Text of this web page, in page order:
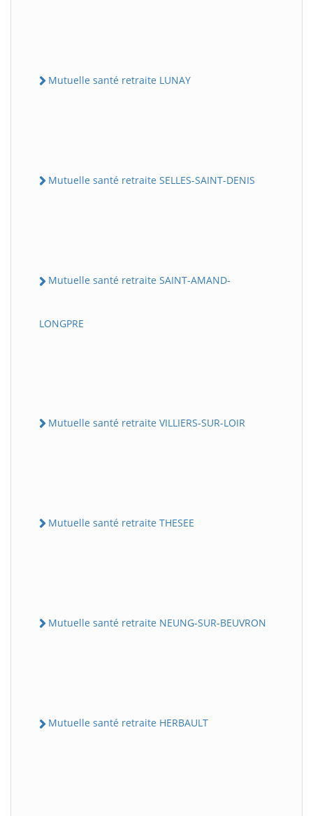
Mutuelle santé retraite LUNAY
Mutuelle santé retraite SELLES-SAINT-DENIS
Mutuelle santé retraite SAINT-AMAND-
LONGPRE
Mutuelle santé retraite VILLIERS-SUR-LOIR
Mutuelle santé retraite THESEE
Mutuelle santé retraite NEUNG-SUR-BEUVRON
Mutuelle santé retraite HERBAULT